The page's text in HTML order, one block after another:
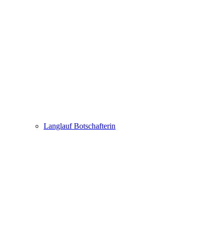
Langlauf Botschafterin